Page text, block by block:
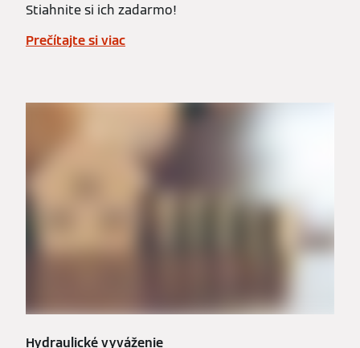
Stiahnite si ich zadarmo!
Prečítajte si viac
Hydraulické vyváženie